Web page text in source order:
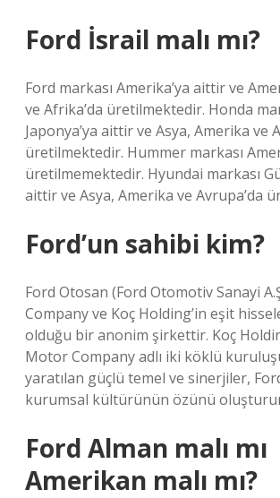
Ford İsrail malı mı?
Ford markası Amerika’ya aittir ve
ve Afrika’da üretilmektedir. Honda
Japonya’ya aittir ve Asya, Amerika ve
üretilmektedir. Hummer markası
üretilmemektedir. Hyundai markası
aittir ve Asya, Amerika ve Avrupa’da
Ford’un sahibi kim?
Ford Otosan (Ford Otomotiv Sanayi
Company ve Koç Holding’in eşit
olduğu bir anonim şirkettir. Koç
Motor Company adlı iki köklü
yaratılan güçlü temel ve sinerjiler,
kurumsal kültürünün özünü
Ford Alman malı mı
Amerikan malı mı?